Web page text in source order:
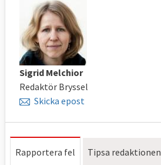
Sigrid Melchior
Redaktör Bryssel
Skicka epost
Rapportera fel Tipsa redaktionen